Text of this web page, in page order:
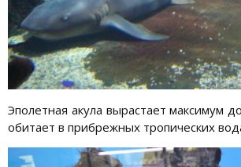
Эполетная акула вырастает максимум
обитает в прибрежных тропических